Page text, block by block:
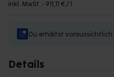
inkl. MwSt. • 911,11 € / l
Du erhältst voraussichtlich
Details